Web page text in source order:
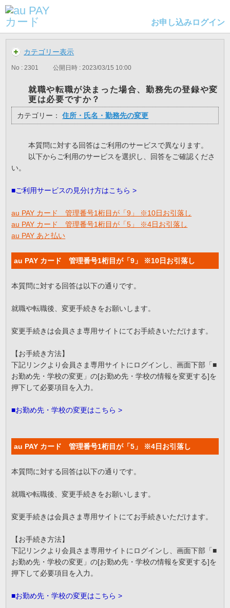
お申し込みログイン
カテゴリー表示
No : 2301 公開日時 : 2023/03/15 10:00
就職や転職が決まった場合、勤務先の登録や変
更は必要ですか？
カテゴリー： 住所・氏名・勤務先の変更
本質問に対する回答はご利用のサービスで異なります。
以下からご利用のサービスを選択し、回答をご確認くださ
い。
■ご利用サービスの見分け方はこちら >
au PAY カード 管理番号1桁目が「9」 ※10日お引落し
au PAY カード 管理番号1桁目が「5」 ※4日お引落し
au PAY あと払い
au PAY カード 管理番号1桁目が「9」 ※10日お引落し
本質問に対する回答は以下の通りです。
就職や転職後、変更手続きをお願いします。
変更手続きは会員さま専用サイトにてお手続きいただけます。
【お手続き方法】
下記リンクより会員さま専用サイトにログインし、画面下部「■
お勤め先・学校の変更」の[お勤め先・学校の情報を変更する]を
押下して必要項目を入力。
■お勤め先・学校の変更はこちら >
au PAY カード 管理番号1桁目が「5」 ※4日お引落し
本質問に対する回答は以下の通りです。
就職や転職後、変更手続きをお願いします。
変更手続きは会員さま専用サイトにてお手続きいただけます。
【お手続き方法】
下記リンクより会員さま専用サイトにログインし、画面下部「■
お勤め先・学校の変更」の[お勤め先・学校の情報を変更する]を
押下して必要項目を入力。
■お勤め先・学校の変更はこちら >